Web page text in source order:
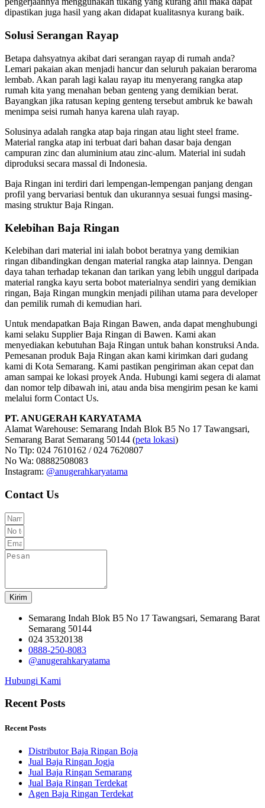
dipastikan juga hasil yang akan didapat kualitasnya kurang baik.
Solusi Serangan Rayap
Betapa dahsyatnya akibat dari serangan rayap di rumah anda?
Lemari pakaian akan menjadi hancur dan seluruh pakaian beraroma
lembab. Akan parah lagi kalau rayap itu menyerang rangka atap
rumah kita yang menahan beban genteng yang demikian berat.
Bayangkan jika ratusan keping genteng tersebut ambruk ke bawah
menimpa seisi rumah hanya karena ulah rayap.
Solusinya adalah rangka atap baja ringan atau light steel frame.
Material rangka atap ini terbuat dari bahan dasar baja dengan
campuran zinc dan aluminium atau zinc-alum. Material ini sudah
diproduksi secara massal di Indonesia.
Baja Ringan ini terdiri dari lempengan-lempengan panjang dengan
profil yang bervariasi bentuk dan ukurannya sesuai fungsi masing-
masing struktur Baja Ringan.
Kelebihan Baja Ringan
Kelebihan dari material ini ialah bobot beratnya yang demikian
ringan dibandingkan dengan material rangka atap lainnya. Dengan
daya tahan terhadap tekanan dan tarikan yang lebih unggul daripada
material rangka kayu serta bobot materialnya sendiri yang demikian
ringan, Baja Ringan mungkin menjadi pilihan utama para developer
dan pemilik rumah di kemudian hari.
Untuk mendapatkan Baja Ringan Bawen, anda dapat menghubungi
kami selaku Supplier Baja Ringan di Bawen. Kami akan
menyediakan kebutuhan Baja Ringan untuk bahan konstruksi Anda.
Pemesanan produk Baja Ringan akan kami kirimkan dari gudang
kami di Kota Semarang. Kami pastikan pengiriman akan cepat dan
aman sampai ke lokasi proyek Anda. Hubungi kami segera di alamat
dan nomor telp dibawah ini, atau anda bisa mengirim pesan ke kami
melalui form Contact Us.
PT. ANUGERAH KARYATAMA
Alamat Warehouse: Semarang Indah Blok B5 No 17 Tawangsari,
Semarang Barat Semarang 50144 (peta lokasi)
No Tlp: 024 7610162 / 024 7620807
No Wa: 08882508083
Instagram: @anugerahkaryatama
Contact Us
Kirim
Semarang Indah Blok B5 No 17 Tawangsari, Semarang Barat
Semarang 50144
024 35320138
0888-250-8083
@anugerahkaryatama
Hubungi Kami
Recent Posts
Recent Posts
Distributor Baja Ringan Boja
Jual Baja Ringan Jogja
Jual Baja Ringan Semarang
Jual Baja Ringan Terdekat
Agen Baja Ringan Terdekat